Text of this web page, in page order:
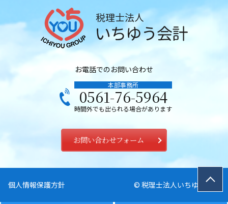
お電話でのお問い合わせ
本部事務所
0561-76-5964
時間外でも出られる場合があります
お問い合わせフォーム
個人情報保護方針 © 税理士法人いちゆう会計